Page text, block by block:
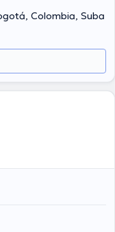
Colombia, Suba